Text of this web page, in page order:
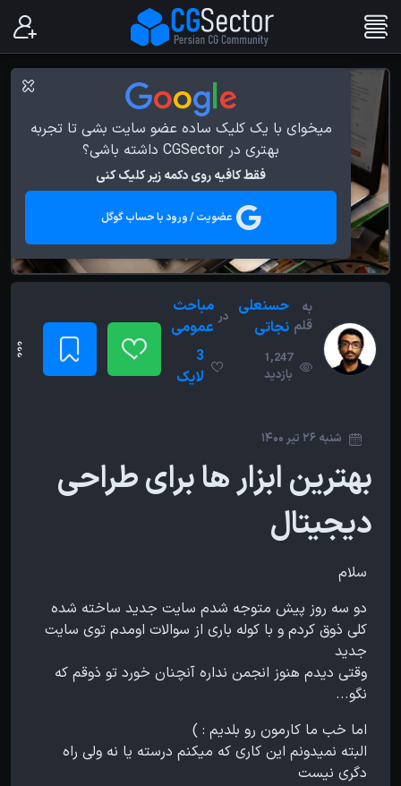
میخوای با یک کلیک ساده عضو سایت بشی تا تجربه
بهتری در CGSector داشته باشی؟
فقط کافیه روی دکمه زیر کلیک کنی
عضویت / ورود با حساب گوگل
به
قلم
حسنعلی
نجاتی
در مباحث
عمومی
1,247
بازدید
3
لایک
شنبه 26 تیر 1400
بهترین ابزار ها برای طراحی
دیجیتال
سلام
دو سه روز پیش متوجه شدم سایت جدید ساخته شده
کلی ذوق کردم و با کوله باری از سوالات اومدم توی سایت
جدید
وقتی دیدم هنوز انجمن نداره آنچنان خورد تو ذوقم که
نگو...
اما خب ما کارمون رو بلدیم : )
البته نمیدونم این کاری که میکنم درسته یا نه ولی راه
دگری نیست